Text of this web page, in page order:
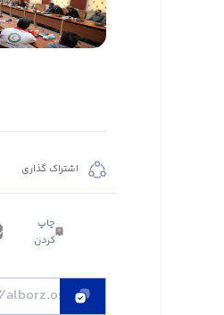
اشتراک گذاری
چاپ
کردن